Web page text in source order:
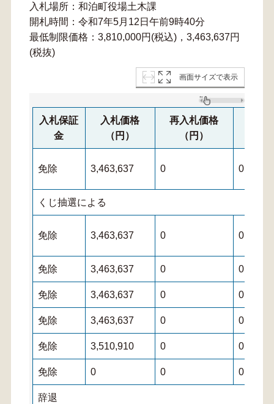
入札場所：和泊町役場土木課
開札時間：令和7年5月12日午前9時40分
最低制限価格：3,810,000円(税込)，3,463,637円
(税抜)
画面サイズで表示
入札保証
金
入札価格
（円）
再入札価格
（円）
免除 3,463,637 0 0
くじ抽選による
免除 3,463,637 0 0
免除 3,463,637 0 0
免除 3,463,637 0 0
免除 3,463,637 0 0
免除 3,510,910 0 0
免除 0 0 0
辞退